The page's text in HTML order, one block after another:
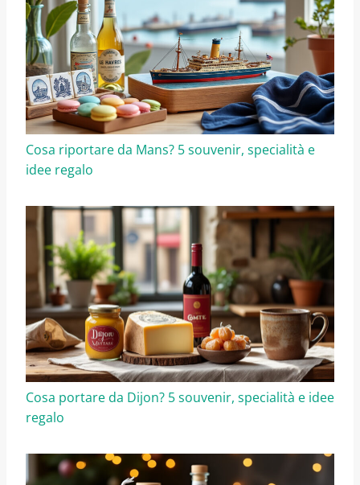
Cosa riportare da Mans? 5 souvenir, specialità e
idee regalo
Cosa portare da Dijon? 5 souvenir, specialità e idee
regalo